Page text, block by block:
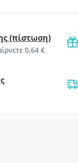
(πίστωση)
0,64 €